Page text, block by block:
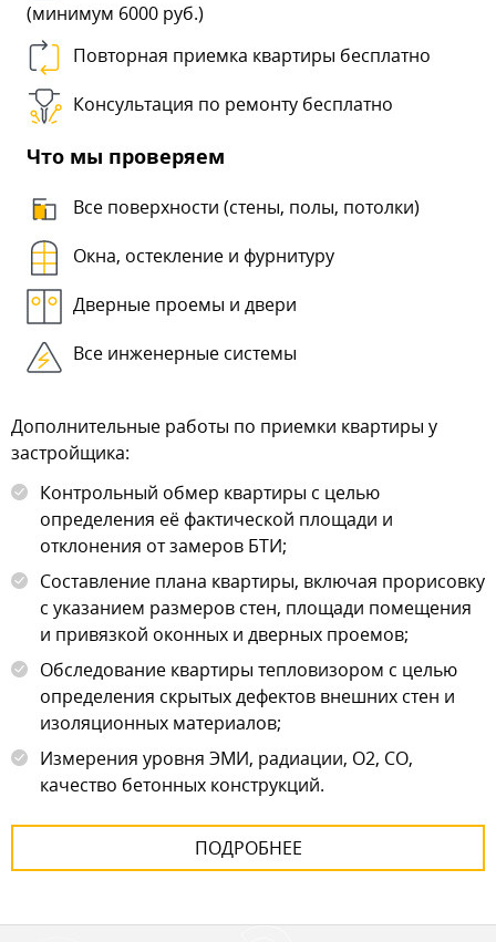
(минимум 6000 руб.)
Повторная приемка квартиры бесплатно
Консультация по ремонту бесплатно
Что мы проверяем
Все поверхности (стены, полы, потолки)
Окна, остекление и фурнитуру
Дверные проемы и двери
Все инженерные системы
Дополнительные работы по приемки квартиры у
застройщика:
Контрольный обмер квартиры с целью
определения её фактической площади и
отклонения от замеров БТИ;
Составление плана квартиры, включая прорисовку
с указанием размеров стен, площади помещения
и привязкой оконных и дверных проемов;
Обследование квартиры тепловизором с целью
определения скрытых дефектов внешних стен и
изоляционных материалов;
Измерения уровня ЭМИ, радиации, О2, СО,
качество бетонных конструкций.
ПОДРОБНЕЕ